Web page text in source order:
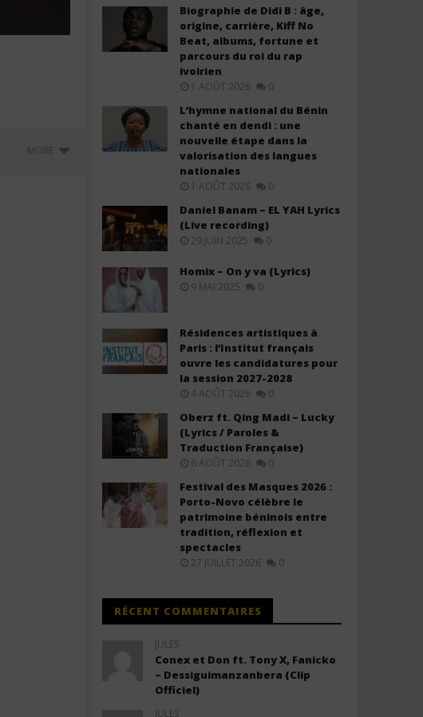
MORE
Olivier Cheuwa ft. Claudy Siar –
Ne Laisse Personne (Lyrics)
Black M ft. Ariel Sheney
Descendre (Lyrics /
2025
Stone
Biographie de Didi B : âge,
origine, carrière, Kiff No
Beat, albums, fortune et
parcours du roi du rap
ivoirien
1 AOÛT 2026 0
L’hymne national du Bénin
chanté en dendi : une
nouvelle étape dans la
valorisation des langues
nationales
1 AOÛT 2026 0
Daniel Banam – EL YAH Lyrics
(Live recording)
29 JUIN 2025 0
Homix – On y va (Lyrics)
9 MAI 2025 0
Résidences artistiques à
Paris : l’Institut français
ouvre les candidatures pour
la session 2027-2028
4 AOÛT 2026 0
Oberz ft. Qing Madi – Lucky
(Lyrics / Paroles &
Traduction Française)
6 AOÛT 2026 0
Festival des Masques 2026 :
Porto-Novo célèbre le
patrimoine béninois entre
tradition, réflexion et
spectacles
27 JUILLET 2026 0
RÉCENT COMMENTAIRES
JULES
Conex et Don ft. Tony X, Fanicko
– Dessiguimanzanbera (Clip
Officiel)
JULES